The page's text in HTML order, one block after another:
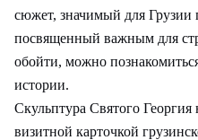
сюжет, значимый для Грузии
посвященный важным для
обойти, можно
истории.
Скульптура Святого Георгия
визитной карточкой